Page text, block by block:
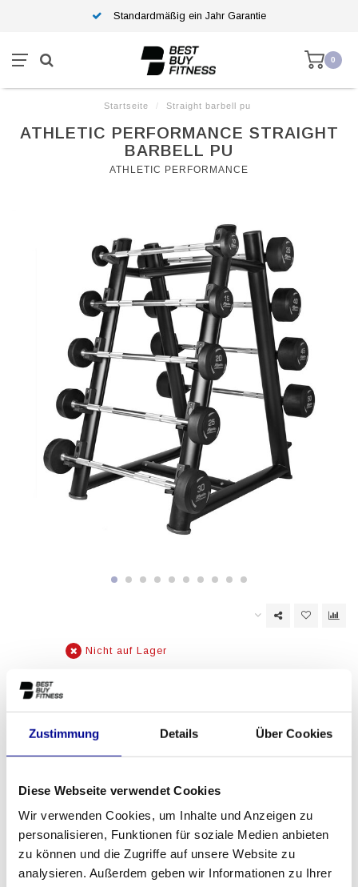
Zustimmung Details Über Cookies
Diese Webseite verwendet Cookies
Wir verwenden Cookies, um Inhalte und Anzeigen zu
personalisieren, Funktionen für soziale Medien anbieten
zu können und die Zugriffe auf unsere Website zu
analysieren. Außerdem geben wir Informationen zu Ihrer
Standardmäßig ein Jahr Garantie
0
Startseite / Straight barbell pu
ATHLETIC PERFORMANCE STRAIGHT
BARBELL PU
ATHLETIC PERFORMANCE
Nicht auf Lager
EAN Code:
Bitte wählen Sie:
10 kg - €--,--
ZUM ANGEBOT HINZUFÜGEN
PROFESSIONELLE
FITNESSGERÄTE
STANDARDMÄSSIG EIN J
AHR GARANTIE